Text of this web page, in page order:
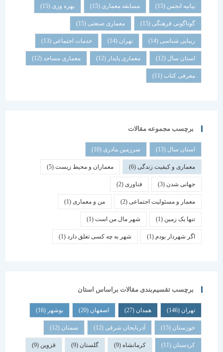
بیانیه انجمن(15) مسابقه معماری (15) بهره وری(15)
گوناگونی فرهنگی (15) معماری صنعتی(15)
زیبایی شناسی (14) تهران خدمات اجتماعی (13)
استان سال(12) معماری پایدار (12) معماری مساجد(12)
معرفی کتاب(11)
برچسب مجموعه مقالات
استان سال(13) سرزمین مادری(10)
معماری و کیفیت زندگی(6) معماران و محیط زیست(5)
جهانی شدن(3) فناوری (2)
معمار و مسئولیت اجتماعی (2) من و معماری (1)
تنها یک زمین(1) شهر مال من است(1)
اگر شهردار بودم (1) شهر به چه کسی تعلق دارد(1)
برچسب تقسیم‌بندی مقالات براساس استان
همدان اصفهان (20) بوشهر
خوزستان(15) آذربایجان شرقی(12) سمنان (12)
کردستان(11) کرمانشاه(9) گلستان (9) قزوین